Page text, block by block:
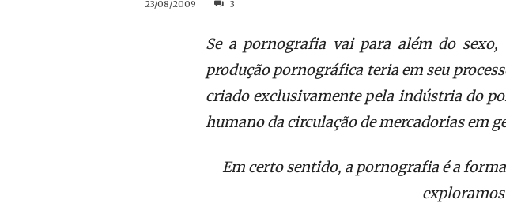
23/08/2009 3
Se a pornografia vai para além do
produção pornográfica teria em seu
criado exclusivamente pela indústria do
humano da circulação de mercadorias em
Em certo sentido, a pornografia é a